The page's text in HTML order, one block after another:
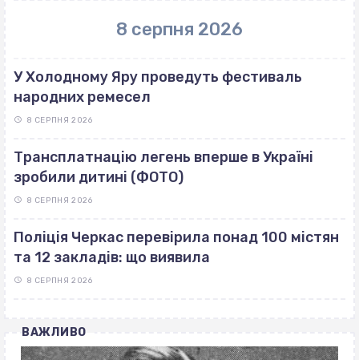
8 серпня 2026
У Холодному Яру проведуть фестиваль
народних ремесел
8 СЕРПНЯ 2026
Трансплатнацію легень вперше в Україні
зробили дитині (ФОТО)
8 СЕРПНЯ 2026
Поліція Черкас перевірила понад 100 містян
та 12 закладів: що виявила
8 СЕРПНЯ 2026
ВАЖЛИВО